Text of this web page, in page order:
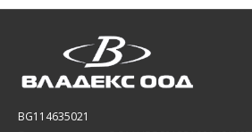
BG114635021